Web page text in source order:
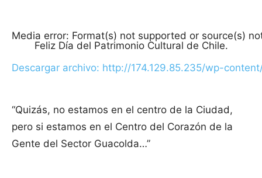
Media error: Format(s) not supported or source(s)
Descargar archivo: http://174.129.85.235/wp-
Feliz Día del Patrimonio Cultural de Chile.
“Quizás, no estamos en el centro de la Ciudad,
pero si estamos en el Centro del Corazón de la
Gente del Sector Guacolda…”